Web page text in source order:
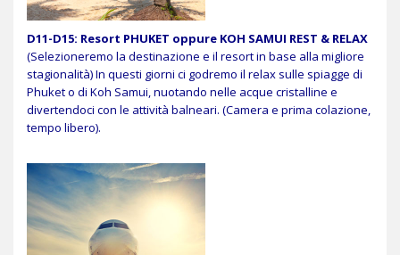
D11-D15: Resort PHUKET oppure KOH SAMUI REST & RELAX
(Selezioneremo la destinazione e il resort in base alla migliore
stagionalità) In questi giorni ci godremo il relax sulle spiagge di
Phuket o di Koh Samui, nuotando nelle acque cristalline e
divertendoci con le attività balneari. (Camera e prima colazione,
tempo libero).